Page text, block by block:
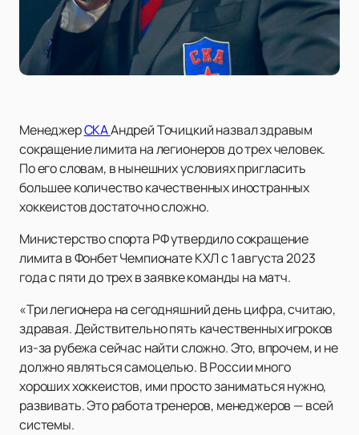
МенеджерСКААндрей Точицкий назвал здравым
сокращение лимита на легионеров до трех человек.
По его словам, в нынешних условиях пригласить
большее количество качественных иностранных
хоккеистов достаточно сложно.
Министерство спорта РФ утвердило сокращение
лимита в Фонбет Чемпионате КХЛ с 1 августа 2023
года с пяти до трех в заявке команды на матч.
«Три легионера на сегодняшний день цифра, считаю,
здравая. Действительно пять качественных игроков
из-за рубежа сейчас найти сложно. Это, впрочем, и не
должно являться самоцелью. В России много
хороших хоккеистов, ими просто заниматься нужно,
развивать. Это работа тренеров, менеджеров — всей
системы.